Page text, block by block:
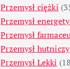
Przemysł ciężki
Przemysł
Przemysł
Przemysł hutniczy
Przemysł Lekki